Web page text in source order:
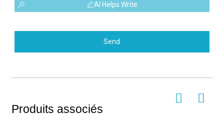
AI Helps Write
Send
Produits associés